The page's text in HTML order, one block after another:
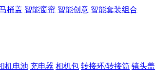
桶盖 智能窗帘 智能创意 智能套装组合
机电池 充电器 相机包 转接环/转接筒 镜头盖